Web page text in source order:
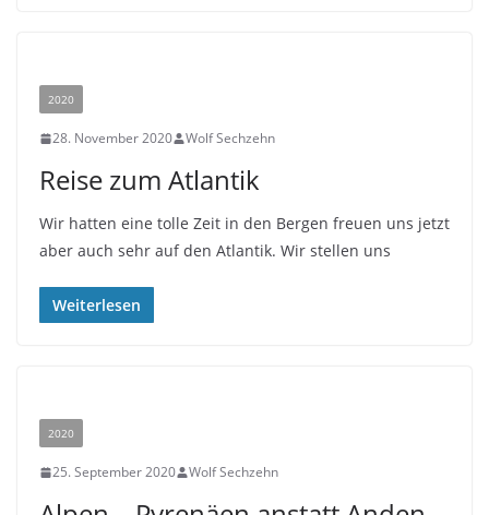
2020
28. November 2020 Wolf Sechzehn
Reise zum Atlantik
Wir hatten eine tolle Zeit in den Bergen freuen uns jetzt
aber auch sehr auf den Atlantik. Wir stellen uns
Weiterlesen
2020
25. September 2020 Wolf Sechzehn